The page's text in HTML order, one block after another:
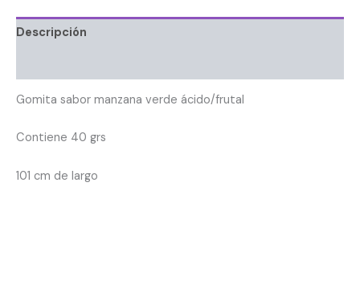
Descripción
Gomita sabor manzana verde ácido/frutal
Contiene 40 grs
101 cm de largo